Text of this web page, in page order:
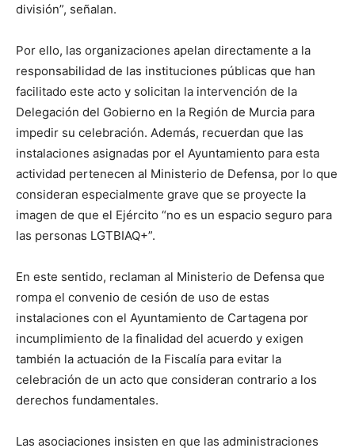
división”, señalan.
Por ello, las organizaciones apelan directamente a la
responsabilidad de las instituciones públicas que han
facilitado este acto y solicitan la intervención de la
Delegación del Gobierno en la Región de Murcia para
impedir su celebración. Además, recuerdan que las
instalaciones asignadas por el Ayuntamiento para esta
actividad pertenecen al Ministerio de Defensa, por lo que
consideran especialmente grave que se proyecte la
imagen de que el Ejército “no es un espacio seguro para
las personas LGTBIAQ+”.
En este sentido, reclaman al Ministerio de Defensa que
rompa el convenio de cesión de uso de estas
instalaciones con el Ayuntamiento de Cartagena por
incumplimiento de la finalidad del acuerdo y exigen
también la actuación de la Fiscalía para evitar la
celebración de un acto que consideran contrario a los
derechos fundamentales.
Las asociaciones insisten en que las administraciones